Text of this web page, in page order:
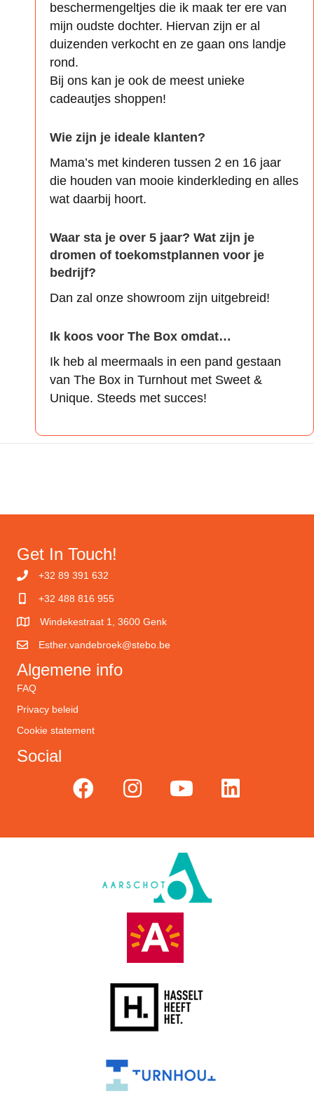
beschermengeltjes die ik maak ter ere van
mijn oudste dochter. Hiervan zijn er al
duizenden verkocht en ze gaan ons landje
rond.
Bij ons kan je ook de meest unieke
cadeautjes shoppen!
Wie zijn je ideale klanten?
Mama’s met kinderen tussen 2 en 16 jaar
die houden van mooie kinderkleding en alles
wat daarbij hoort.
Waar sta je over 5 jaar? Wat zijn je
dromen of toekomstplannen voor je
bedrijf?
Dan zal onze showroom zijn uitgebreid!
Ik koos voor The Box omdat…
Ik heb al meermaals in een pand gestaan
van The Box in Turnhout met Sweet &
Unique. Steeds met succes!
Get In Touch!
+32 89 391 632
+32 488 816 955
Windekestraat 1, 3600 Genk
Esther.vandebroek@stebo.be
Algemene info
FAQ
Privacy beleid
Cookie statement
Social